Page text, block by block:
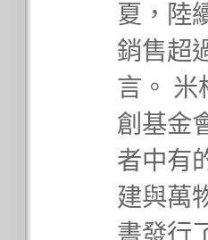
夏，陸
銷售超
言。 米
創基金
者中有
建與萬
書發行